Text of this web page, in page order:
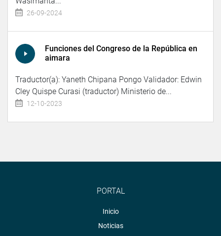
26-09-2024
Funciones del Congreso de la República en
aimara
Traductor(a): Yaneth Chipana Pongo Validador: Edwin
Cley Quispe Curasi (traductor) Ministerio de...
12-10-2023
PORTAL
Inicio
Noticias